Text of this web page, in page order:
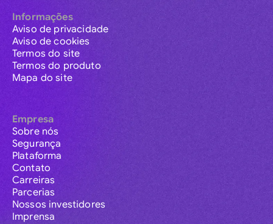
Informações
Aviso de privacidade
Aviso de cookies
Termos do site
Termos do produto
Mapa do site
Empresa
Sobre nós
Segurança
Plataforma
Contato
Carreiras
Parcerias
Nossos investidores
Imprensa